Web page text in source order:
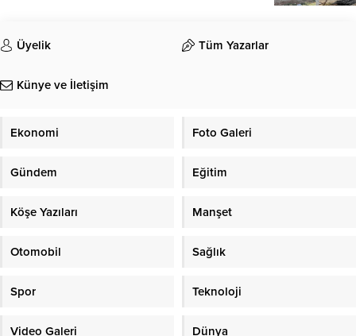
Üyelik Tüm Yazarlar
Künye ve İletişim
Ekonomi Foto Galeri
Gündem Eğitim
Köşe Yazıları Manşet
Otomobil Sağlık
Spor Teknoloji
Video Galeri Dünya